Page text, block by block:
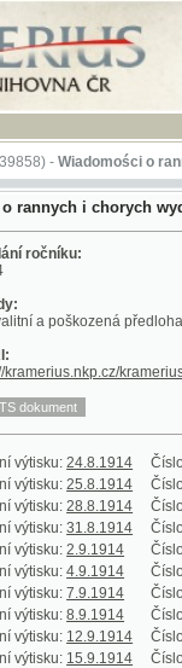
-Wiadomości o rannych i
i chorych wydane
24.8.1914
28.8.1914
Číslo
31.8.1914 Číslo
2.9.1914 Číslo
4.9.1914 Číslo
7.9.1914 Číslo
8.9.1914
Číslo
12.9.1914 Číslo
15.9.1914
Číslo
17.9.1914 Číslo
21.9.1914
Číslo
22.9.1914 Číslo